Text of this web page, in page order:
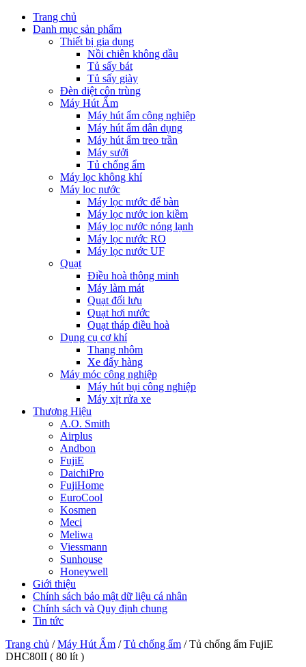
Trang chủ
Danh mục sản phẩm
Thiết bị gia dụng
Nồi chiên không dầu
Tủ sấy bát
Tủ sấy giày
Đèn diệt côn trùng
Máy Hút Ẩm
Máy hút ẩm công nghiệp
Máy hút ẩm dân dụng
Máy hút ẩm treo trần
Máy sưởi
Tủ chống ẩm
Máy lọc không khí
Máy lọc nước
Máy lọc nước để bàn
Máy lọc nước ion kiềm
Máy lọc nước nóng lạnh
Máy lọc nước RO
Máy lọc nước UF
Quạt
Điều hoà thông minh
Máy làm mát
Quạt đối lưu
Quạt hơi nước
Quạt tháp điều hoà
Dụng cụ cơ khí
Thang nhôm
Xe đẩy hàng
Máy móc công nghiệp
Máy hút bụi công nghiệp
Máy xịt rửa xe
Thương Hiệu
A.O. Smith
Airplus
Andbon
FujiE
DaichiPro
FujiHome
EuroCool
Kosmen
Meci
Meliwa
Viessmann
Sunhouse
Honeywell
Giới thiệu
Chính sách bảo mật dữ liệu cá nhân
Chính sách và Quy định chung
Tin tức
Trang chủ /Máy Hút Ẩm /Tủ chống ẩm / Tủ chống ẩm FujiE
DHC80II ( 80 lít )